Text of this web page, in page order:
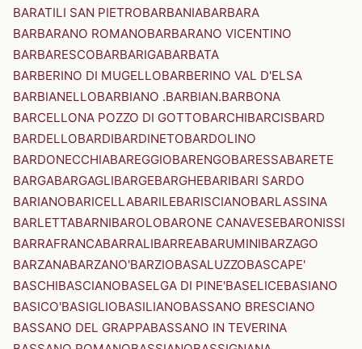
BARATILI SAN PIETROBARBANIABARBARA
BARBARANO ROMANOBARBARANO VICENTINO
BARBARESCOBARBARIGABARBATA
BARBERINO DI MUGELLOBARBERINO VAL D'ELSA
BARBIANELLOBARBIANO .BARBIAN.BARBONA
BARCELLONA POZZO DI GOTTOBARCHIBARCISBARD
BARDELLOBARDIBARDINETOBARDOLINO
BARDONECCHIABAREGGIOBARENGOBARESSABARETE
BARGABARGAGLIBARGEBARGHEBARIBARI SARDO
BARIANOBARICELLABARILEBARISCIANOBARLASSINA
BARLETTABARNIBAROLOBARONE CANAVESEBARONISSI
BARRAFRANCABARRALIBARREABARUMINIBARZAGO
BARZANABARZANO'BARZIOBASALUZZOBASCAPE'
BASCHIBASCIANOBASELGA DI PINE'BASELICEBASIANO
BASICO'BASIGLIOBASILIANOBASSANO BRESCIANO
BASSANO DEL GRAPPABASSANO IN TEVERINA